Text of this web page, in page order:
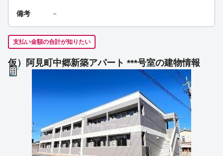
備考 －
支払い金額の合計が知りたい
仮）阿見町中郷新築アパート ***号室の建物情報